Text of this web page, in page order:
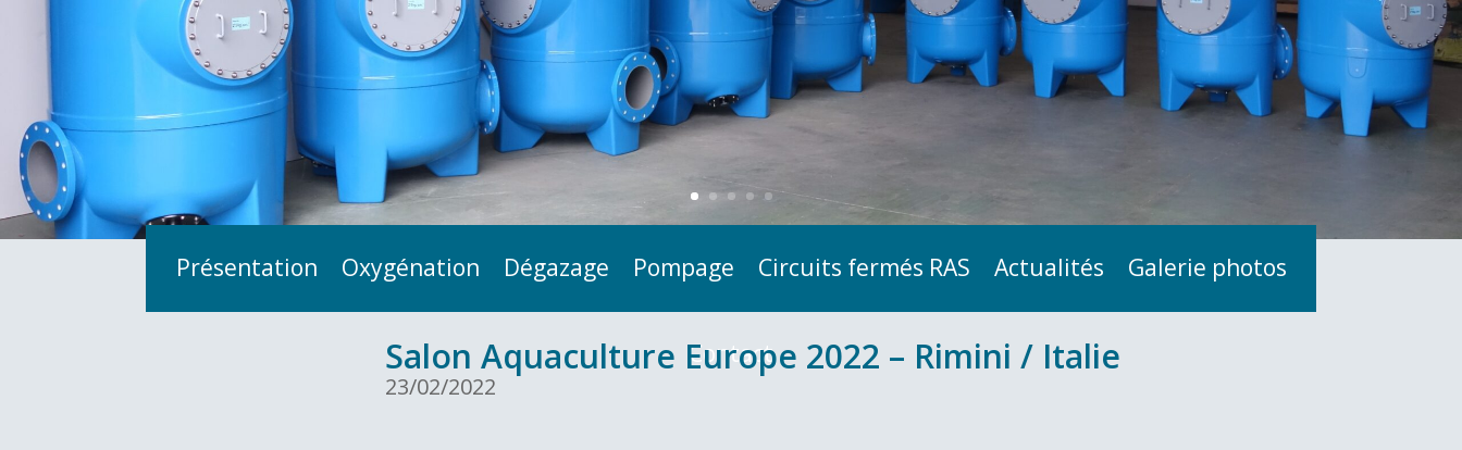
Présentation Oxygénation Dégazage Pompage Circuits fermés RAS Actualités Galerie photos
Contact
Salon Aquaculture Europe 2022 – Rimini / Italie
23/02/2022